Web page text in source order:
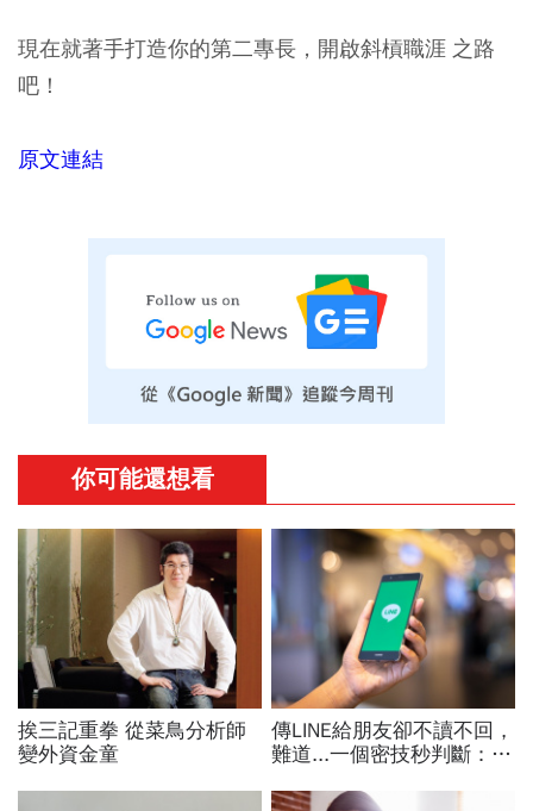
現在就著手打造你的第二專長，開啟斜槓職涯 之路
吧！
原文連結